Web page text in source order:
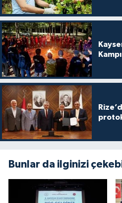
Bunlar da ilginizi
Edirne Müftülüğü
Elazığ Müftülüğü
Erzincan Müftülüğü
Erzurum Müftülüğü
Eskişehir Müftülüğü
Gaziantep Müftülüğü
Gümüşhane Müftülüğü